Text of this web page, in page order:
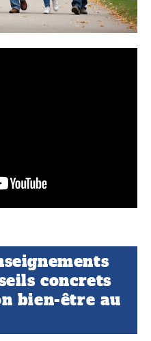
concrets
bien-être au